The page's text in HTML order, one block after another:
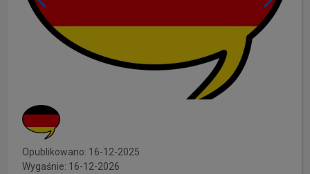
Opublikowano: 16-12-2025
Wygaśnie: 16-12-2026